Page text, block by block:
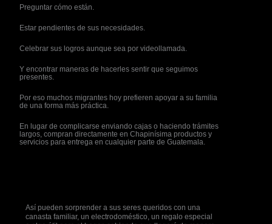
Preguntar cómo están.
Estar pendientes de sus necesidades.
Celebrar sus logros aunque sea por videollamada.
Y encontrar maneras de hacerles sentir que seguimos
presentes.
Por eso muchos migrantes hoy prefieren apoyar a su familia
de una forma más práctica.
En lugar de complicarse enviando cajas o haciendo trámites
largos, compran directamente en Chapinísima productos y
servicios para entrega en cualquier parte de Guatemala.
Así pueden sorprender a sus seres queridos con una
canasta familiar, un electrodoméstico, un regalo especial